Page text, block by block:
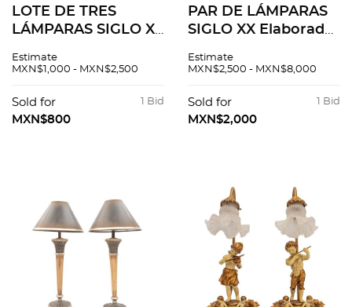
LOTE DE TRES
LÁMPARAS SIGLO XX
aleación de metal
pantallas de gasa,
brazo articulado.
Estimate
MXN$1,000 - MXN$2,500
1 Bid
Sold for
MXN$800
PAR DE LÁMPARAS
SIGLO XX Elaboradas
policromada Cuenta
de ángel. Para una
Estimate
MXN$2,500 - MXN$8,000
1 Bid
Sold for
MXN$2,000